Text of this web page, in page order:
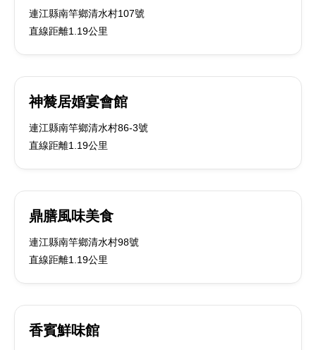
連江縣南竿鄉清水村107號
直線距離1.19公里
神辳居婚宴會館
連江縣南竿鄉清水村86-3號
直線距離1.19公里
鼎膳風味美食
連江縣南竿鄉清水村98號
直線距離1.19公里
香賓鮮味館